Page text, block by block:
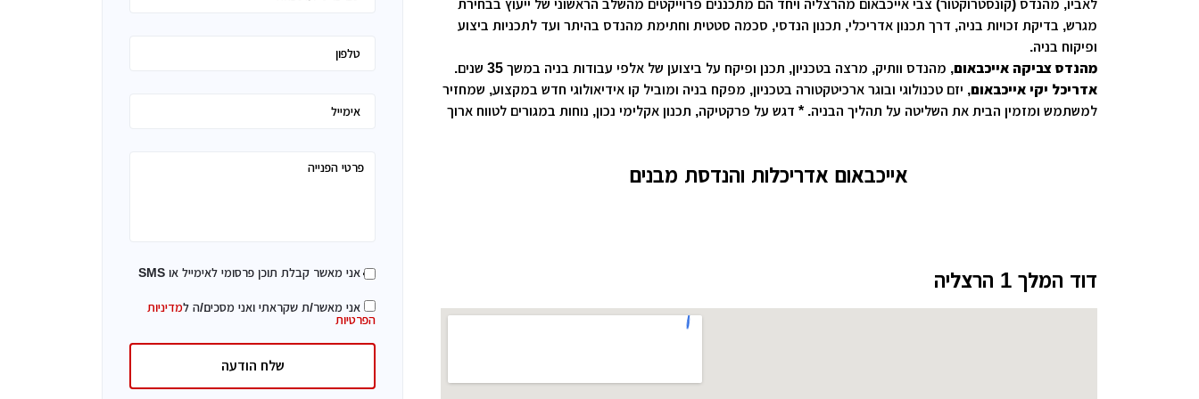
עיצוב קירות
עיצוב סלון קטן
עיצוב לובי בניין
לאביו, מהנדס (קונסטרוקטור) צבי אייכבאום מהרצליה ויחד הם מתכננים פרוייקטים מהשלב הראשוני של ייעוץ בבחירת
מגרש, בדיקת זכויות בניה, דרך תכנון אדריכלי, תכנון הנדסי, סכמה סטטית וחתימת מהנדס בהיתר ועד לתכניות ביצוע
ופיקוח בניה.
מהנדס צביקה אייכבאום, מהנדס וותיק, מרצה בטכניון, תכנן ופיקח על ביצוען של אלפי עבודות בניה במשך 35 שנים.
אדריכל יקי אייכבאום, יזם טכנולוגי ובוגר ארכיטקטורה בטכניון, מפקח בניה ומוביל קו אידיאולוגי חדש במקצוע, שמחזיר
למשתמש ומזמין הבית את השליטה על תהליך הבניה. * דגש על פרקטיקה, תכנון אקלימי נכון, נוחות במגורים לטווח ארוך
קופסא שגרים בה.. ואנחנו נתאים את הקופסה המדוייקת למשפחה שלכם.
אייכבאום אדריכלות והנדסת מבנים
דוד המלך 1 הרצליה אני מאשר קבלת תוכן פרסומי לאימייל או SMS
אני מאשר/ת שקראתי ואני מסכים/ה למדיניות
הפרטיות
שלח הודעה